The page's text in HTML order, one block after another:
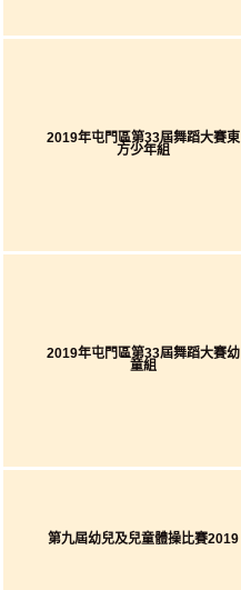
2019年屯門區第33屆舞蹈大賽東
方少年組
2019年屯門區第33屆舞蹈大賽幼
童組
第九屆幼兒及兒童體操比賽2019